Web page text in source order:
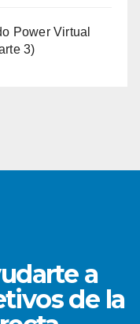
Power Virtual
3)
a
de la